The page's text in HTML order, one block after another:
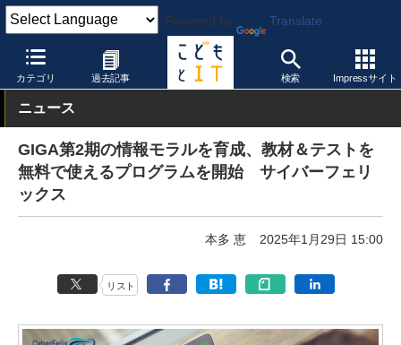
Powered by Translate
カテゴリ 過去記事 検索 Impressサイト
こどもとIT トピック 小中GIGA
ニュース
GIGA第2期の情報モラルを育成、教材＆テストを
無料で使えるプログラムを開始 サイバーフェリ
ックス
本多 恵 2025年1月29日 15:00
リスト